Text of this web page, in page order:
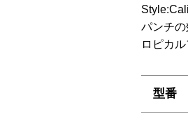
パンチ
ロピカ
型番